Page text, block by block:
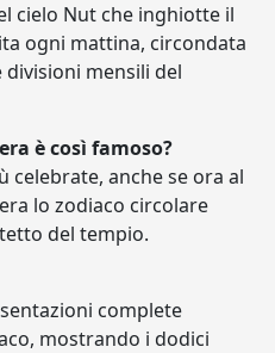
cielo Nut che inghiotte il
ogni mattina, circondata
mensili del
è così famoso?
celebrate, anche se ora al
lo zodiaco circolare
del tempio.
complete
mostrando i dodici